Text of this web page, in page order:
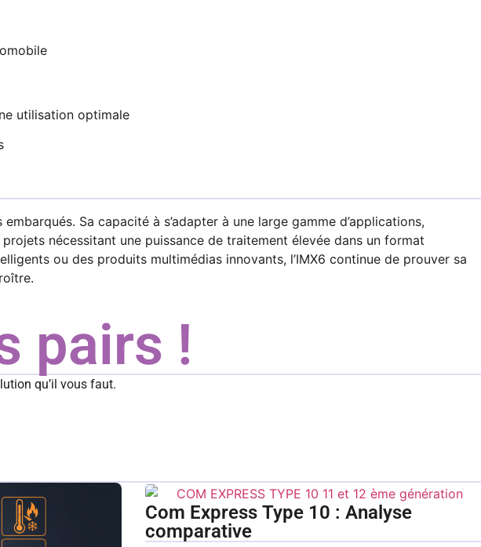
utilisation optimale
Sa capacité à s’adapter à une large gamme d’applications,
nécessitant une puissance de traitement élevée dans un format
ou des produits multimédias innovants, l’IMX6 continue de prouver sa
pairs !
qu’il vous faut.
Com Express Type 10 : Analyse
comparative